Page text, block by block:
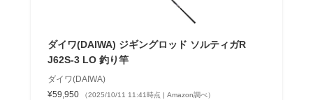
ダイワ(DAIWA) ジギングロッド ソルティガR
J62S-3 LO 釣り竿
ダイワ(DAIWA)
¥59,950
（2025/10/11 11:41時点 | Amazon調べ）